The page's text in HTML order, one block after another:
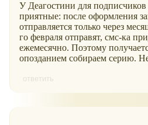
У Деагостини для
приятные: после оформления
отправляется только через
го февраля отправят, смс-ка
ежемесячно. Поэтому
опозданием собираем серию.
ответить